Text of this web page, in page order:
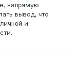
напрямую
вывод, что
и